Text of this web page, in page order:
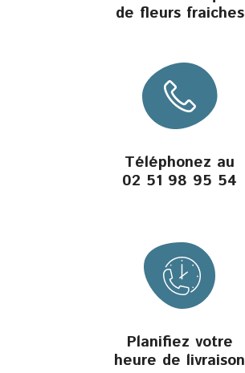
de fleurs fraiches
Téléphonez au
02 51 98 95 54
Planifiez votre
heure de livraison